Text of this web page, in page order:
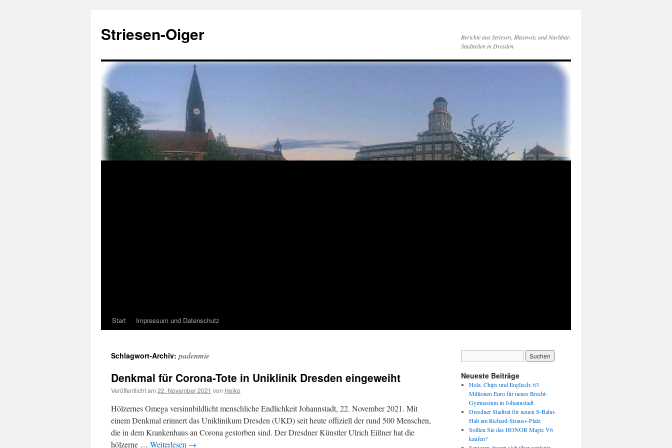
springen
Striesen-Oiger
Berichte aus Striesen, Blasewitz und Nachbar-
Stadtteilen in Dresden
Start Impressum und Datenschutz
Schlagwort-Archiv: padenmie
Denkmal für Corona-Tote in Uniklinik Dresden eingeweiht
Veröffentlicht am 22. November 2021 von Heiko
Hölzernes Omega versinnbildlicht menschliche Endlichkeit Johannstadt, 22. November 2021. Mit
einem Denkmal erinnert das Uniklinikum Dresden (UKD) seit heute offiziell der rund 500 Menschen,
die in dem Krankenhaus an Corona gestorben sind. Der Dresdner Künstler Ulrich Eißner hat die
hölzerne … Weiterlesen →
Neueste Beiträge
Holz, Chips und Englisch: 63
Millionen Euro für neues Brecht-
Gymnasium in Johannstadt
Dresdner Stadtrat für neuen S-Bahn-
Halt am Richard-Strauss-Platz
Sollten Sie das HONOR Magic V6
kaufen?